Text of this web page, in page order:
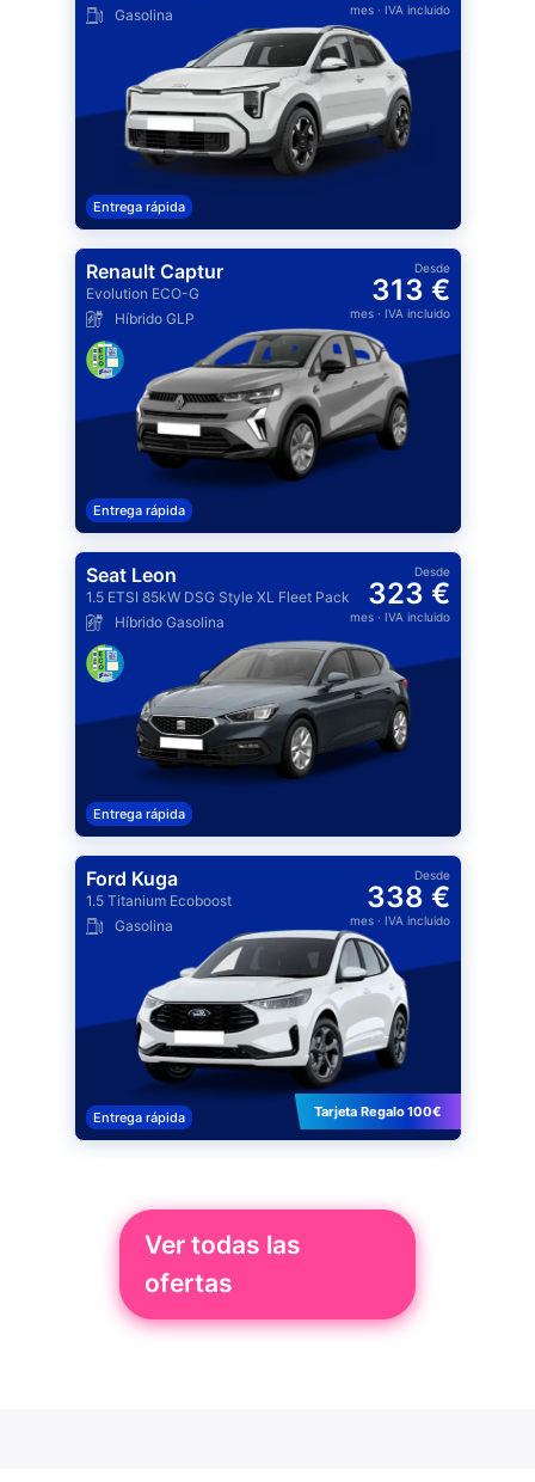
Gasolina
mes· IVA incluido
Entrega rápida
Renault Captur
Evolution ECO-G
Híbrido GLP
Desde
313 €
mes· IVA incluido
Entrega rápida
Seat Leon
1.5 ETSI 85kW DSG Style XL Fleet Pack
Híbrido Gasolina
Desde
323 €
mes· IVA incluido
Entrega rápida
Ford Kuga
1.5 Titanium Ecoboost
Gasolina
Desde
338 €
mes· IVA incluido
Entrega rápida Tarjeta Regalo 100€
Ver todas las
ofertas